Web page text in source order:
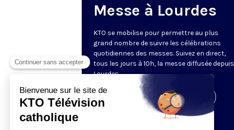
Messe à Lourdes
KTO se mobilise pour permettre au plus
grand nombre de suivre les célébrations
quotidiennes des messes. Suivez en direct,
tous les jours à 10h, la messe diffusée depuis
Lourdes.
Visiter la page de l'émission